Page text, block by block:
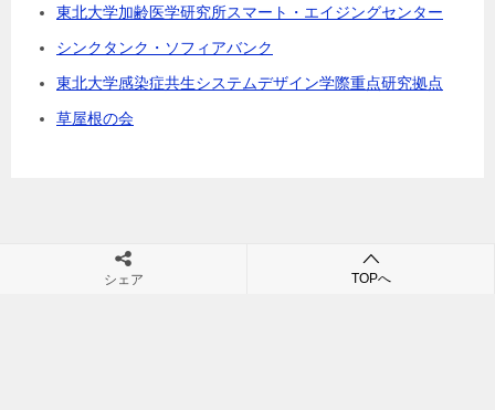
東北大学加齢医学研究所スマート・エイジングセンター
シンクタンク・ソフィアバンク
東北大学感染症共生システムデザイン学際重点研究拠点
草屋根の会
村田裕之の団塊・シニアビジネス・シニア市場・高齢社会の未来が
シェア TOPへ